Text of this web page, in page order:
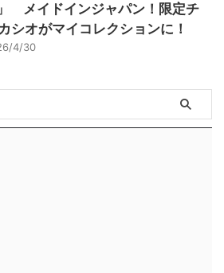
メイドインジャパン！限定チ
シオがマイコレクションに！
4/30